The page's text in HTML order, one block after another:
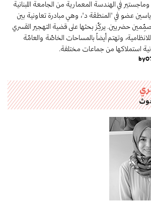
العام 2020، وماجستير في الهندسة المعمارية من الجامعة اللبنانية
العام 2012. ياسين عضو في "المنطقة د"، وهي مبادرة تعاونية بين
حضريين. يركِّز بحثها على قضية التهجير القسري
وتهتم أيضاً بالمساحات الخاصّة والعامّة
استملاكها من جماعات مختلفة.